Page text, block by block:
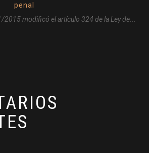
penal
2015 modificó el artículo 324 de la Ley de...